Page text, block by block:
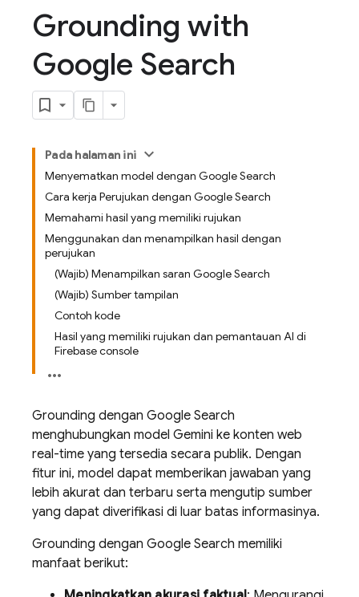
Grounding with
Google Search
Pada halaman ini
Menyematkan model dengan Google Search
Cara kerja Perujukan dengan Google Search
Memahami hasil yang memiliki rujukan
Menggunakan dan menampilkan hasil dengan
perujukan
(Wajib) Menampilkan saran Google Search
(Wajib) Sumber tampilan
Contoh kode
Hasil yang memiliki rujukan dan pemantauan AI di
Firebase console
Grounding dengan Google Search
menghubungkan model Gemini ke konten web
real-time yang tersedia secara publik. Dengan
fitur ini, model dapat memberikan jawaban yang
lebih akurat dan terbaru serta mengutip sumber
yang dapat diverifikasi di luar batas informasinya.
Grounding dengan Google Search memiliki
manfaat berikut: